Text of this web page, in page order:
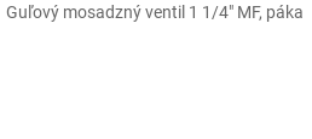
Guľový mosadzný ventil 1 1/4" MF, páka